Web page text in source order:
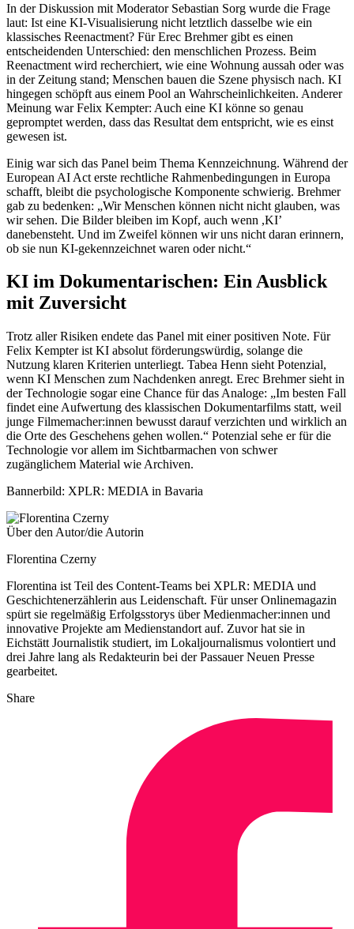
In der Diskussion mit Moderator Sebastian Sorg wurde die Frage
laut: Ist eine KI-Visualisierung nicht letztlich dasselbe wie ein
klassisches Reenactment? Für Erec Brehmer gibt es einen
entscheidenden Unterschied: den menschlichen Prozess. Beim
Reenactment wird recherchiert, wie eine Wohnung aussah oder was
in der Zeitung stand; Menschen bauen die Szene physisch nach. KI
hingegen schöpft aus einem Pool an Wahrscheinlichkeiten. Anderer
Meinung war Felix Kempter: Auch eine KI könne so genau
gepromptet werden, dass das Resultat dem entspricht, wie es einst
gewesen ist.
Einig war sich das Panel beim Thema Kennzeichnung. Während der
European AI Act erste rechtliche Rahmenbedingungen in Europa
schafft, bleibt die psychologische Komponente schwierig. Brehmer
gab zu bedenken: „Wir Menschen können nicht nicht glauben, was
wir sehen. Die Bilder bleiben im Kopf, auch wenn ,KI’
danebensteht. Und im Zweifel können wir uns nicht daran erinnern,
ob sie nun KI-gekennzeichnet waren oder nicht.“
KI im Dokumentarischen: Ein Ausblick
mit Zuversicht
Trotz aller Risiken endete das Panel mit einer positiven Note. Für
Felix Kempter ist KI absolut förderungswürdig, solange die
Nutzung klaren Kriterien unterliegt. Tabea Henn sieht Potenzial,
wenn KI Menschen zum Nachdenken anregt. Erec Brehmer sieht in
der Technologie sogar eine Chance für das Analoge: „Im besten Fall
findet eine Aufwertung des klassischen Dokumentarfilms statt, weil
junge Filmemacher:innen bewusst darauf verzichten und wirklich an
die Orte des Geschehens gehen wollen.“ Potenzial sehe er für die
Technologie vor allem im Sichtbarmachen von schwer
zugänglichem Material wie Archiven.
Bannerbild: XPLR: MEDIA in Bavaria
Über den Autor/die Autorin
Florentina Czerny
Florentina ist Teil des Content-Teams bei XPLR: MEDIA und
Geschichtenerzählerin aus Leidenschaft. Für unser Onlinemagazin
spürt sie regelmäßig Erfolgsstorys über Medienmacher:innen und
innovative Projekte am Medienstandort auf. Zuvor hat sie in
Eichstätt Journalistik studiert, im Lokaljournalismus volontiert und
drei Jahre lang als Redakteurin bei der Passauer Neuen Presse
gearbeitet.
Share